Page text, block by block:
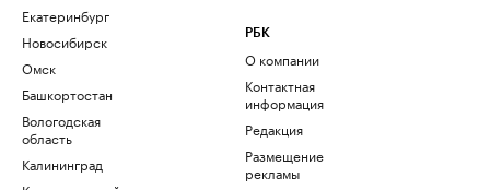
Екатеринбург
Новосибирск
Омск
Башкортостан
Вологодская
область
Калининград
РБК
О компании
Контактная
информация
Редакция
Размещение
рекламы